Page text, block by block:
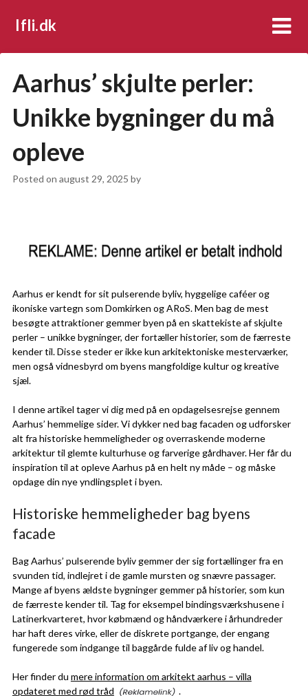
Ifli.dk
Aarhus’ skjulte perler:
Unikke bygninger du må
opleve
Posted on august 29, 2025 by
Aarhus er kendt for sit pulserende byliv, hyggelige caféer og
ikoniske vartegn som Domkirken og ARoS. Men bag de mest
besøgte attraktioner gemmer byen på en skattekiste af skjulte
perler – unikke bygninger, der fortæller historier, som de færreste
kender til. Disse steder er ikke kun arkitektoniske mesterværker,
men også vidnesbyrd om byens mangfoldige kultur og kreative
sjæl.
I denne artikel tager vi dig med på en opdagelsesrejse gennem
Aarhus’ hemmelige sider. Vi dykker ned bag facaden og udforsker
alt fra historiske hemmeligheder og overraskende moderne
arkitektur til glemte kulturhuse og farverige gårdhaver. Her får du
inspiration til at opleve Aarhus på en helt ny måde – og måske
opdage din nye yndlingsplet i byen.
Historiske hemmeligheder bag byens
facade
Bag Aarhus’ pulserende byliv gemmer der sig fortællinger fra en
svunden tid, indlejret i de gamle mursten og snævre passager.
Mange af byens ældste bygninger gemmer på historier, som kun
de færreste kender til. Tag for eksempel bindingsværkshusene i
Latinerkvarteret, hvor købmænd og håndværkere i århundreder
har haft deres virke, eller de diskrete portgange, der engang
fungerede som indgange til baggårde fulde af liv og handel.
Her finder du mere information om arkitekt aarhus – villa
opdateret med rød tråd
.